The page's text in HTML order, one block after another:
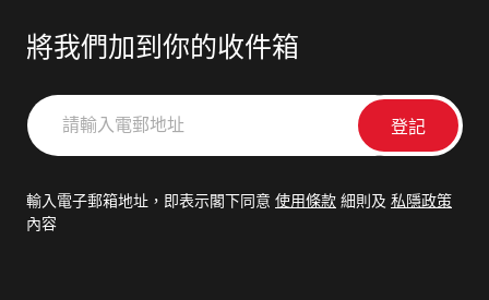
將我們加到你的收件箱
請
輸
郵
輸入電子郵箱地址，即表示閣下同意 使用條款 細則及 私隱政策
內容